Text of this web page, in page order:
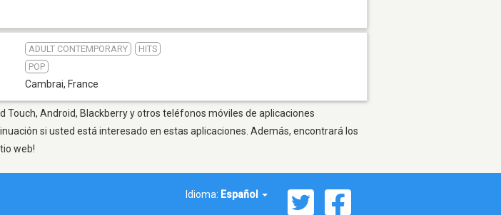
ADULT CONTEMPORARY
HITS
POP
Cambrai, France
Touch, Android, Blackberry y otros teléfonos móviles de aplicaciones
si usted está interesado en estas aplicaciones. Además, encontrará los
web!
Idioma: Español